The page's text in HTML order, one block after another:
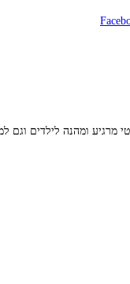
מרגיע ומהנה לילדים